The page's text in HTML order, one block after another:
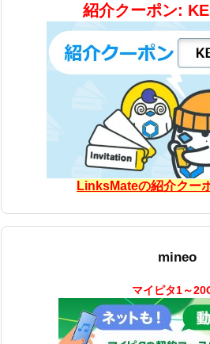
紹介クーポン:
LinksMateの紹介クー
mineo
マイピタ1～